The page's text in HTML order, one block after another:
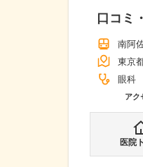
口コミ
南阿
東京
眼科
アク
医院